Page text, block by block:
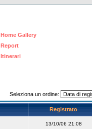
Home Gallery
Report
Itinerari
Seleziona un ordine:
Registrato
13/10/06 21:08